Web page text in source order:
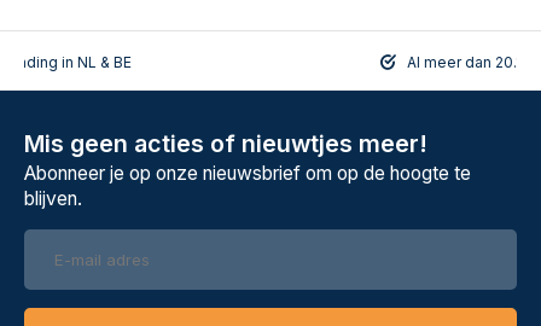
in NL & BE Al meer dan
Mis geen acties of nieuwtjes meer!
Abonneer je op onze nieuwsbrief om op de hoogte te
blijven.